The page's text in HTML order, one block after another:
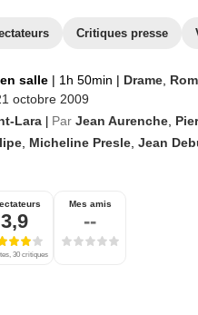
Critiques presse
en salle | 1h 50min | Drame
octobre 2009
Lara Par Jean Aurenche
Micheline Presle Jean
3,9
30 critiques
Mes amis
--